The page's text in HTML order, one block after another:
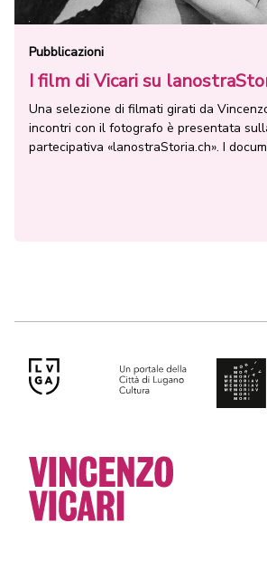
Pubblicazioni
I film di Vicari su
Una selezione di filmati girati da
incontri con il fotografo è presentata
partecipativa «lanostraStoria.ch». I